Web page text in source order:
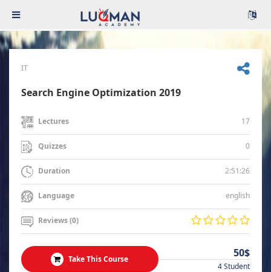
IT
Search Engine Optimization 2019
Lectures 17
Quizzes 0
Duration 2:51:26
Language english
Reviews (0)
Take This Course 50$
4 Student